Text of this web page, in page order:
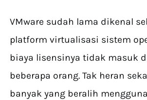
VMware sudah lama dikenal
platform virtualisasi sistem
biaya lisensinya tidak masuk
beberapa orang. Tak heran
banyak yang beralih